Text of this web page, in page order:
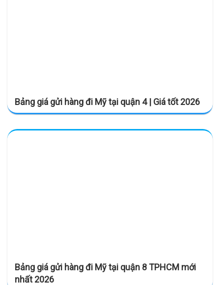
Bảng giá gửi hàng đi Mỹ tại quận 4 | Giá tốt 2026
Bảng giá gửi hàng đi Mỹ tại quận 8 TPHCM mới
nhất 2026